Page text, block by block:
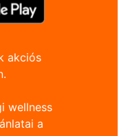
akciós
wellness
a